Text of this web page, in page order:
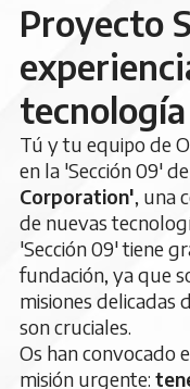
Proyecto
Tú y tu equipo de
en la 'Sección 09'
Corporation', una
de nuevas
'Sección 09' tiene
fundación, ya que
misiones delicadas
son cruciales.
Os han convocado
misión urgente: